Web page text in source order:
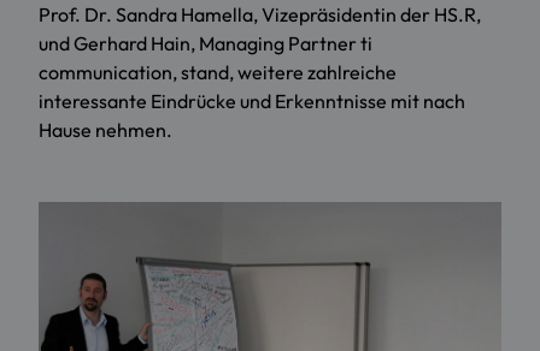
Prof. Dr. Sandra Hamella, Vizepräsidentin der HS.R,
und Gerhard Hain, Managing Partner ti
communication, stand, weitere zahlreiche
interessante Eindrücke und Erkenntnisse mit nach
Hause nehmen.